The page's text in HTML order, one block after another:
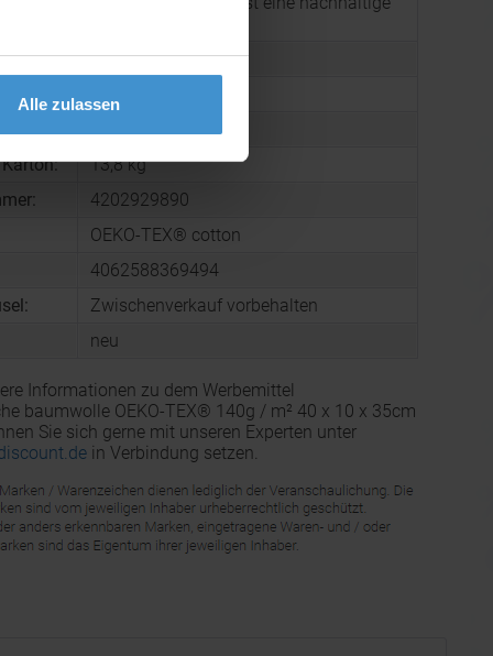
Alle zulassen
76 g
150
13,8 kg
4202929890
OEKO-TEX® cotton
4062588369494
Zwischenverkauf vorbehalten
neu
Informationen zu dem Werbemittel
baumwolle OEKO-TEX® 140g / m² 40 x 10 x 35cm
Sie sich gerne mit unseren Experten unter
in Verbindung setzen.